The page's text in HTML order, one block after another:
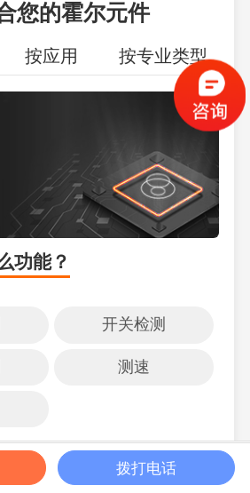
您的霍尔元件
按应用 按专业类型
功能？
开关检测
测速
帮我选型
获取报价 拨打电话